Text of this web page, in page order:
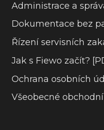
Administrace a
Dokumentace bez
Řízení servisních
Jak s Fiewo začít?
Ochrana osobních
Všeobecné